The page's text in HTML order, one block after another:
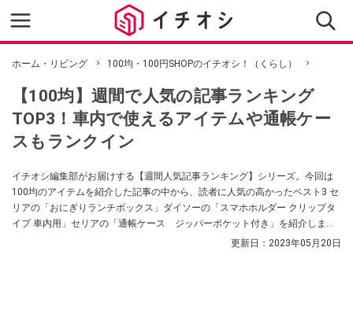
ホーム・リビング 100均・100円SHOPのイチオシ！（くらし）
【100均】週間で人気の記事ランキング
TOP3！車内で使えるアイテムや通帳ケー
スもランクイン
イチオシ編集部がお届けする【週間人気記事ランキング】シリーズ。今回は
100均のアイテムを紹介した記事の中から、読者に人気の高かったベスト3 セ
リアの「おにぎりランチボックス」ダイソーの「スマホホルダー クリップタ
イプ 車内用」セリアの「通帳ケース ジッパーポケット付き」を紹介しま
更新日： 2023年05月20日